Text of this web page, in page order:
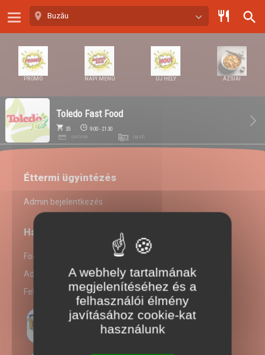
Buzău
PROMO NAPI MENÜ ÚJ HELY ÁZSIAI
Toledo Fast Food
35
9:00 - 21:30
online
cash
Éttermi ügyintézés
Admin bejelentkezés
Hasznos linkek
Fogyasztói információk
Adatkezelési szabályzat
Felhasználási Feltételek
Süti preferenciák
A webhely tartalmának
megjelenítéséhez és a
felhasználói élmény
javításához cookie-kat
használunk